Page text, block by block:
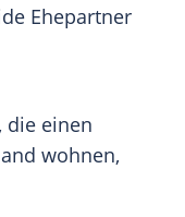
Ehepartner
die einen
wohnen,